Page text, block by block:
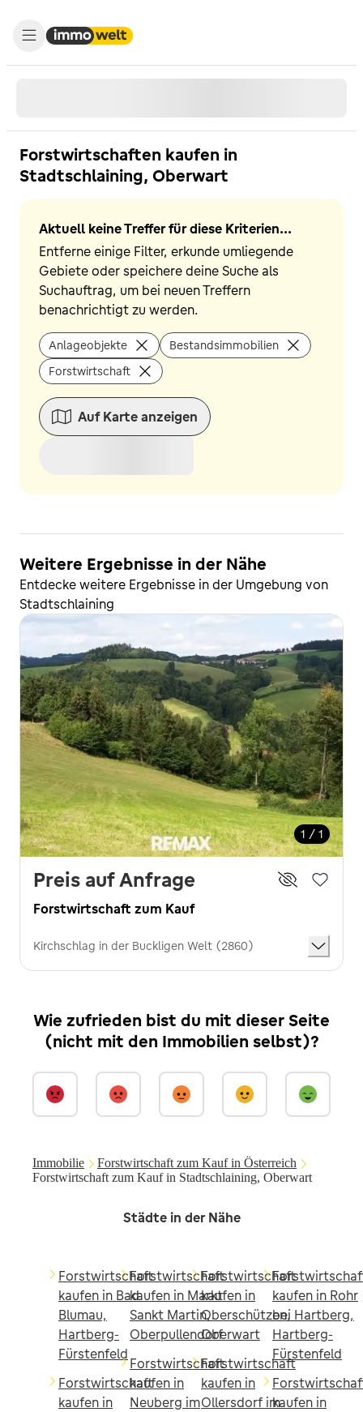
Forstwirtschaften kaufen in
Stadtschlaining, Oberwart
Aktuell keine Treffer für diese Kriterien...
Entferne einige Filter, erkunde umliegende
Gebiete oder speichere deine Suche als
Suchauftrag, um bei neuen Treffern
benachrichtigt zu werden.
Anlageobjekte
Bestandsimmobilien
Forstwirtschaft
Auf Karte anzeigen
Weitere Ergebnisse in der Nähe
Entdecke weitere Ergebnisse in der Umgebung von
Stadtschlaining
1 / 1
Preis auf Anfrage
Forstwirtschaft zum Kauf
Kirchschlag in der Buckligen Welt (2860)
Wie zufrieden bist du mit dieser Seite
(nicht mit den Immobilien selbst)?
Immobilie
Forstwirtschaft zum Kauf in Österreich
Forstwirtschaft zum Kauf in Stadtschlaining, Oberwart
Städte in der Nähe
Forstwirtschaft
kaufen in Bad
Blumau,
Hartberg-
Fürstenfeld
Forstwirtschaft
kaufen in
Forstwirtschaft
kaufen in Markt
Sankt Martin,
Oberpullendorf
Forstwirtschaft
kaufen in
Neuberg im
Forstwirtschaft
kaufen in
Oberschützen,
Oberwart
Forstwirtschaft
kaufen in
Ollersdorf im
kaufen in Rohr
bei Hartberg,
Hartberg-
Fürstenfeld
kaufen in